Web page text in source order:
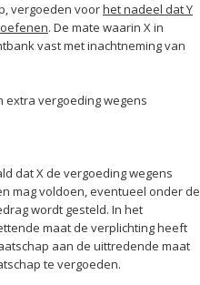
vergoeden voorhet nadeel dat Y
. De mate waarin X in
vast met inachtneming van
extra vergoeding wegens
dat X de vergoeding wegens
mag voldoen, eventueel onder de
wordt gesteld. In het
maat de verplichting heeft
aan de uittredende maat
te vergoeden.